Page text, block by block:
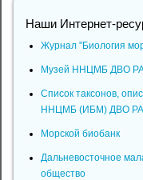
Наши Интернет-
Журнал "Биология
Музей ННЦМБ ДВО
Список таксонов,
ННЦМБ (ИБМ) ДВО
Морской биобанк
Дальневосточное
общество